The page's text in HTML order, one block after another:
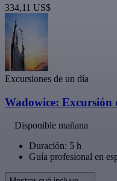
334,11 US$
Excursiones de un día
Wadowice: Excursión
Disponible mañana
Duración: 5 h
Guía profesional en